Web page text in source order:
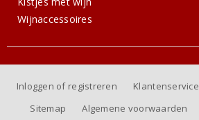
Wijnaccessoires
Inloggen of registreren Klantenservice
Sitemap
Algemene voorwaarden